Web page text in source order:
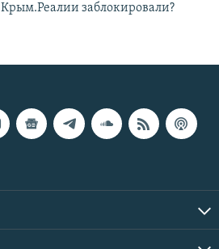
Крым.Реалии заблокировали?